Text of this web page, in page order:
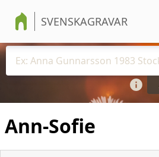
SVENSKAGRAVAR
Ann-Sofie